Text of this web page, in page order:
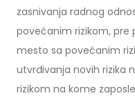
zasnivanja radnog
povećanim rizikom, pre
mesto sa povećanim
utvrđivanja novih rizika
rizikom na kome